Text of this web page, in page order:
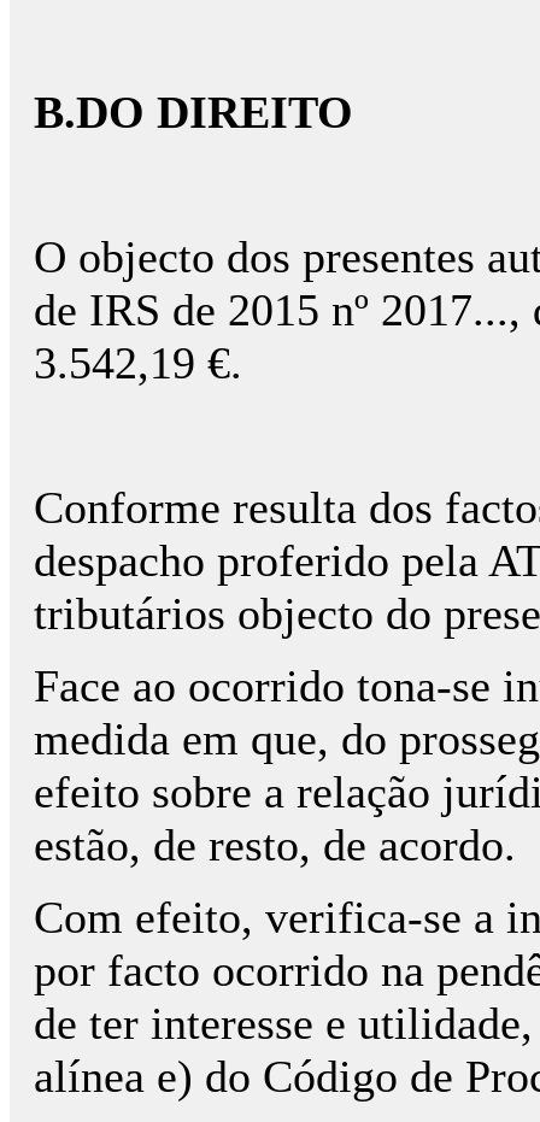
B.DO DIREITO
O objecto dos presentes
de IRS de 2015 nº
3.542,19 €.
Conforme resulta dos
despacho proferido pela
tributários objecto do
Face ao ocorrido tona-se
medida em que, do
efeito sobre a relação
estão, de resto, de acordo.
Com efeito, verifica-se a
por facto ocorrido na
de ter interesse e
alínea e) do Código de